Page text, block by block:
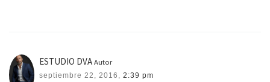
ESTUDIO DVA Autor
septiembre 22, 2016, 2:39 pm